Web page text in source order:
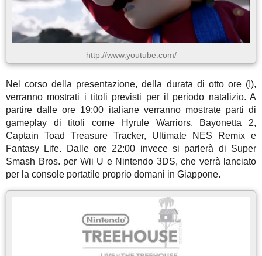
http://www.youtube.com/
Nel corso della presentazione, della durata di otto ore (!),
verranno mostrati i titoli previsti per il periodo natalizio. A
partire dalle ore 19:00 italiane verranno mostrate parti di
gameplay di titoli come Hyrule Warriors, Bayonetta 2,
Captain Toad Treasure Tracker, Ultimate NES Remix e
Fantasy Life. Dalle ore 22:00 invece si parlerà di Super
Smash Bros. per Wii U e Nintendo 3DS, che verrà lanciato
per la console portatile proprio domani in Giappone.